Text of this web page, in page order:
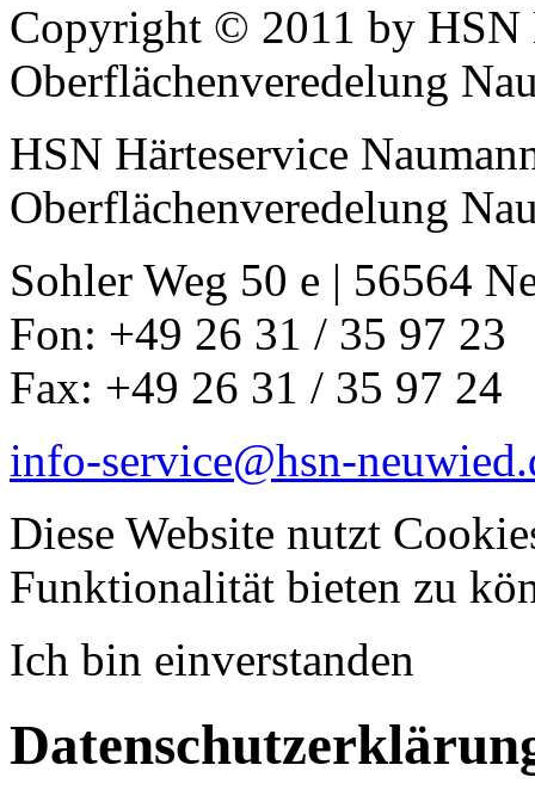
Copyright © 2011 by HSN
Oberflächenveredelung
HSN Härteservice
Oberflächenveredelung
Sohler Weg 50 e | 56564
Fon: +49 26 31 / 35 97 23
Fax: +49 26 31 / 35 97 24
info-service@hsn-
Diese Website nutzt
Funktionalität bieten zu
Ich bin einverstanden